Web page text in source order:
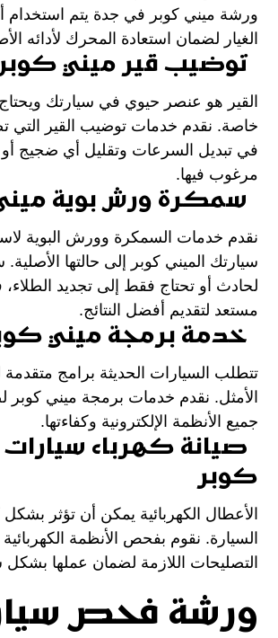
ورشة ميني كوبر في جدة يتم
الغيار لضمان استعادة المحرك لأدائه
توضيب قير ميني
القير هو عنصر حيوي في سيارتك ويحتاج
خاصة. نقدم خدمات توضيب القير
في تبديل السرعات وتقليل أي ضجيج أو
مرغوب فيها.
سمكرة ورش بوية
نقدم خدمات السمكرة وورش البوية
سيارتك الميني كوبر إلى حالتها
لحادث أو تحتاج فقط إلى تجديد الطلاء،
مستعد لتقديم أفضل النتائج.
خدمة برمجة ميني
تتطلب السيارات الحديثة برامج متقدمة
الأمثل. نقدم خدمات برمجة ميني كوبر
جميع الأنظمة الإلكترونية وكفاءتها.
صيانة كهرباء
كوبر
الأعطال الكهربائية يمكن أن تؤثر بشكل
السيارة. نقوم بفحص الأنظمة الكهربائية
التصليحات اللازمة لضمان عملها بشكل
ورشة فحص